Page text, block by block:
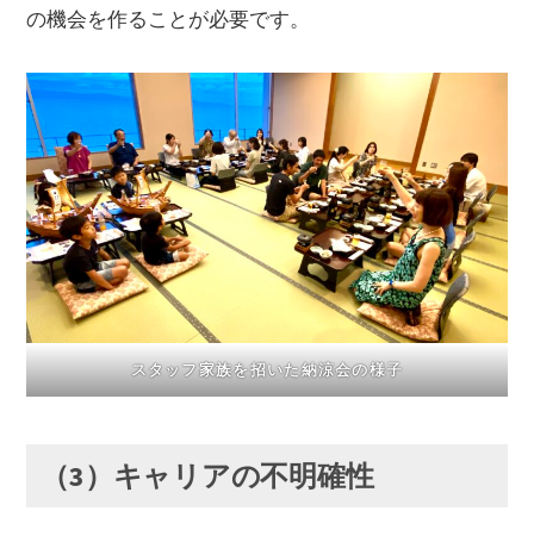
の機会を作ることが必要です。
スタッフ家族を招いた納涼会の様子
（3）キャリアの不明確性